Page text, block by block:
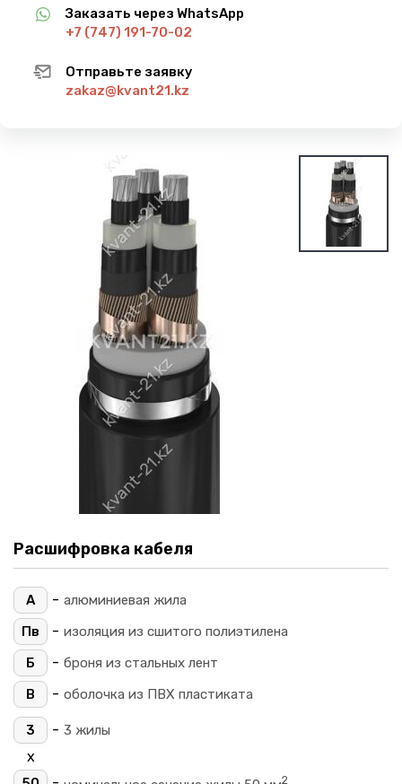
Заказать через WhatsApp
+7 (747) 191-70-02
Отправьте заявку
zakaz@kvant21.kz
Расшифровка кабеля
А - алюминиевая жила
Пв
- изоляция из сшитого полиэтилена
Б
- броня из стальных лент
В
- оболочка из ПВХ пластиката
3 - 3 жилы
х
2